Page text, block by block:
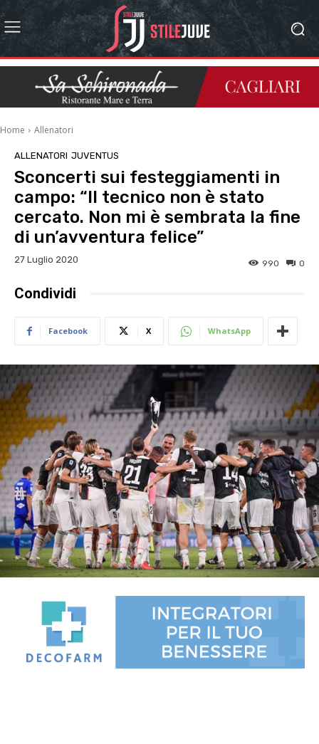
Home Allenatori
ALLENATORI JUVENTUS
Sconcerti sui festeggiamenti in
campo: “Il tecnico non è stato
cercato. Non mi è sembrata la fine
di un’avventura felice”
27 Luglio 2020 0
990
Condividi
Facebook X WhatsApp